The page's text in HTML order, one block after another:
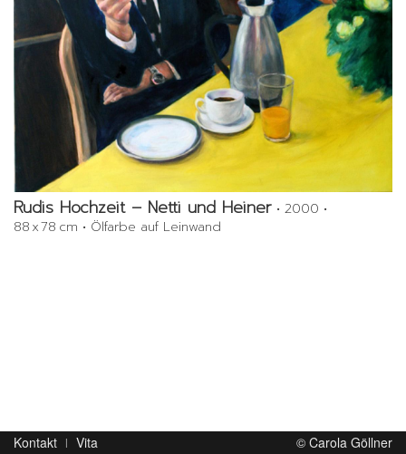
Rudis Hochzeit – Netti und Heiner • 2000 •
88 x 78 cm • Ölfarbe auf Leinwand
Kontakt Vita © Carola Göllner